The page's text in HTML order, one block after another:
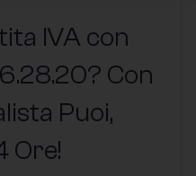
IVA con
Con
Puoi,
Ore!